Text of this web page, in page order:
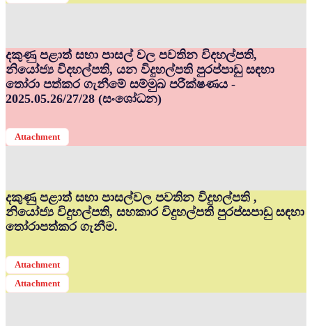
දකුණු පළාත් සභා පාසල් වල පවතින විදහල්පති,
නියෝජ්‍ය විදහල්පති, යන විදුහල්පති පුරප්පාඩු සඳහා
තෝරා පත්කර ගැනීමේ සම්මුඛ පරීක්ෂණය -
2025.05.26/27/28 (සංශෝධන)
Attachment
දකුණු පළාත් සභා පාසල්වල පවතින විදුහල්පති ,
නියෝජ්‍ය විදුහල්පති, සහකාර විදුහල්පති පුරප්සපාඩු සඳහා
තෝරාපත්කර ගැනීම.
Attachment
Attachment